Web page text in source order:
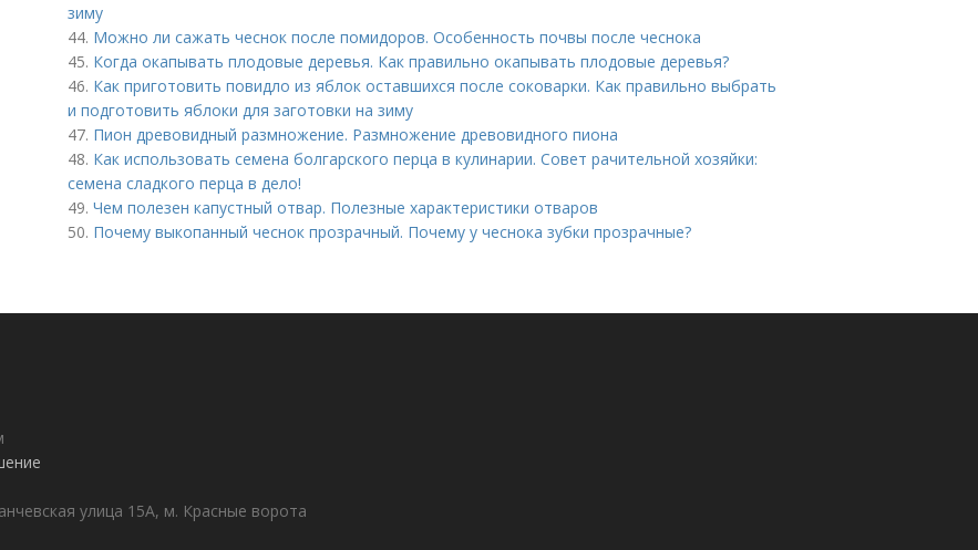
зиму
44. Можно ли сажать чеснок после помидоров. Особенность почвы после чеснока
45. Когда окапывать плодовые деревья. Как правильно окапывать плодовые деревья?
46. Как приготовить повидло из яблок оставшихся после соковарки. Как правильно выбрать
и подготовить яблоки для заготовки на зиму
47. Пион древовидный размножение. Размножение древовидного пиона
48. Как использовать семена болгарского перца в кулинарии. Совет рачительной хозяйки:
семена сладкого перца в дело!
49. Чем полезен капустный отвар. Полезные характеристики отваров
50. Почему выкопанный чеснок прозрачный. Почему у чеснока зубки прозрачные?
улица 15А, м. Красные ворота